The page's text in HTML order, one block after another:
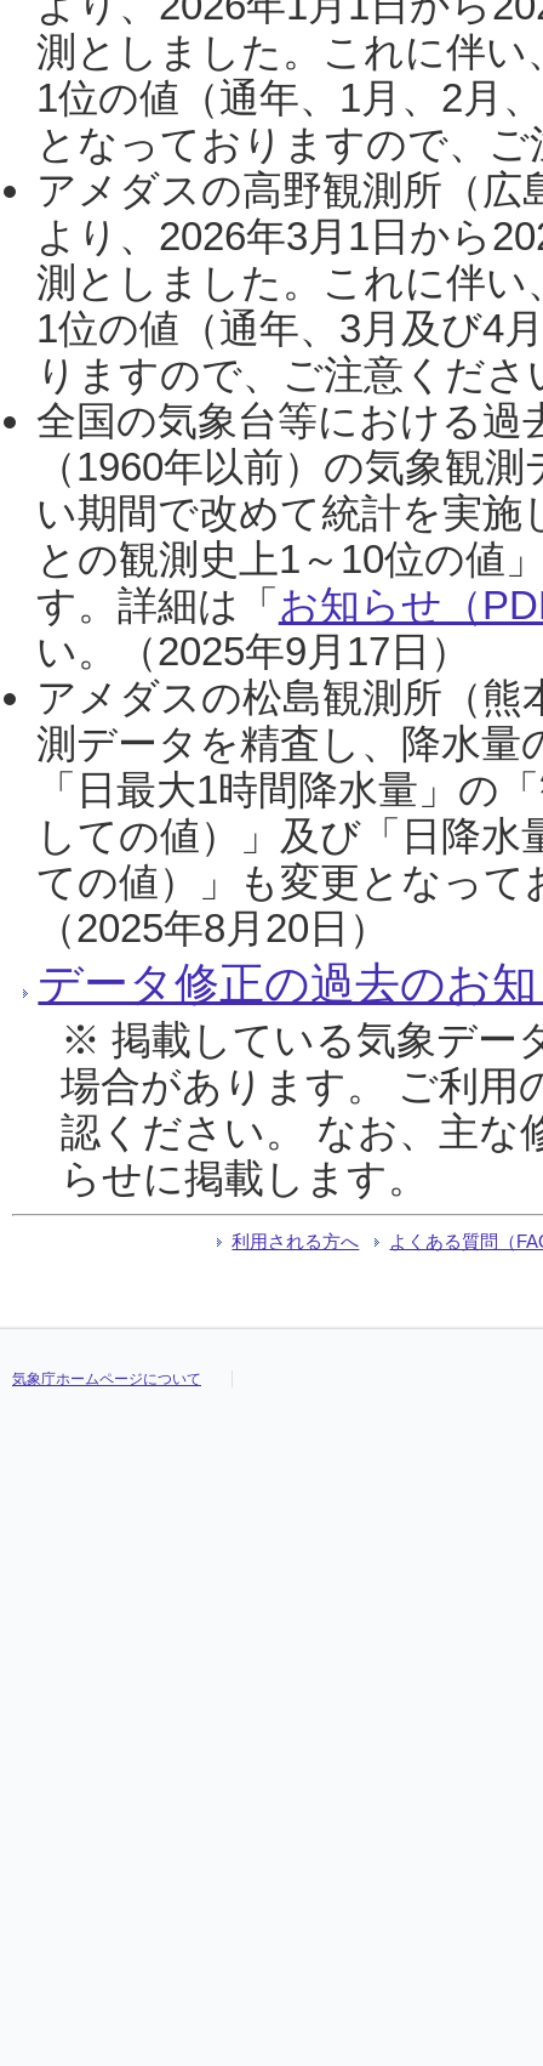
測としました。これに伴い
1位の値（通年、1月、2月
となっておりますので、
アメダスの高野観測所（
より、2026年3月1日から
測としました。これに伴い
1位の値（通年、3月及び4
りますので、ご注意くだ
全国の気象台等における過
（1960年以前）の気象観
い期間で改めて統計を実
との観測史上1～10位の値
す。詳細は「 お知らせ（
い。（2025年9月17日）
アメダスの松島観測所（熊
測データを精査し、降水
「日最大1時間降水量」の
しての値）」及び「日降
ての値）」も変更となっ
（2025年8月20日）
データ修正の過去のお
※ 掲載している気象デー
場合があります。 ご利用
認ください。 なお、主な
らせに掲載します。
利用される方へ よくある質問（
気象庁ホームページについて